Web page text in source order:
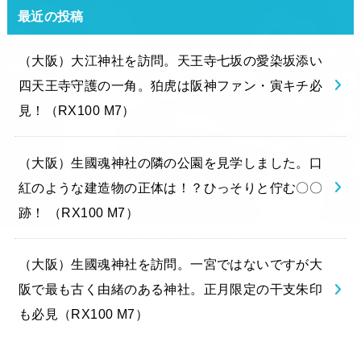
最近の投稿
（大阪）大江神社を訪問。天王寺七坂の愛染坂添い
四天王寺守護の一角。狛虎は阪神ファン・寅キチ必
見！（RX100 M7）
（大阪）生國魂神社の隣の公園を見学しました。口
紅のような建造物の正体は！？ひっそりと佇む〇〇
跡！ （RX100 M7）
（大阪）生國魂神社を訪問。一宮ではないですが大
阪で最も古く由緒のある神社。正月限定の干支朱印
も必見（RX100 M7）